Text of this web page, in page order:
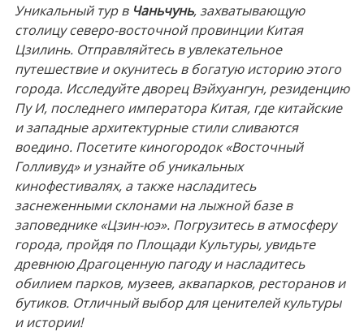
Уникальный тур в Чаньчунь, захватывающую
столицу северо-восточной провинции Китая
Цзилинь. Отправляйтесь в увлекательное
путешествие и окунитесь в богатую историю этого
города. Исследуйте дворец Вэйхуангун, резиденцию
Пу И, последнего императора Китая, где китайские
и западные архитектурные стили сливаются
воедино. Посетите киногородок «Восточный
Голливуд» и узнайте об уникальных
кинофестивалях, а также насладитесь
заснеженными склонами на лыжной базе в
заповеднике «Цзин-юэ». Погрузитесь в атмосферу
города, пройдя по Площади Культуры, увидьте
древнюю Драгоценную пагоду и насладитесь
обилием парков, музеев, аквапарков, ресторанов и
бутиков. Отличный выбор для ценителей культуры
и истории!